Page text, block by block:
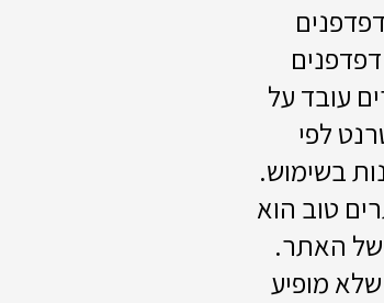
עיצוב עבור דפדפנים
עובד על
לפי
בשימוש.
טוב הוא
של האתר.
מופיע